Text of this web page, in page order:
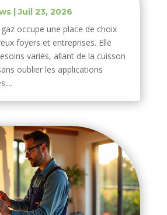
|Juil 23, 2026
occupe une place de choix
foyers et entreprises. Elle
variés, allant de la cuisson
oublier les applications